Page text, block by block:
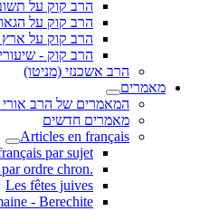
הרב קוק על
הרב קוק על
הרב קוק על
הרב קוק -
הרב אשכנזי (מניטו)
מאמרים
המאמרים של הרב אורי
מאמרים חדשים
Articles en français
par sujet
.Articles en français - par ordre chron
Les fêtes juives
- Berechite